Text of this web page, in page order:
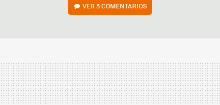
VER3 COMENTARIOS